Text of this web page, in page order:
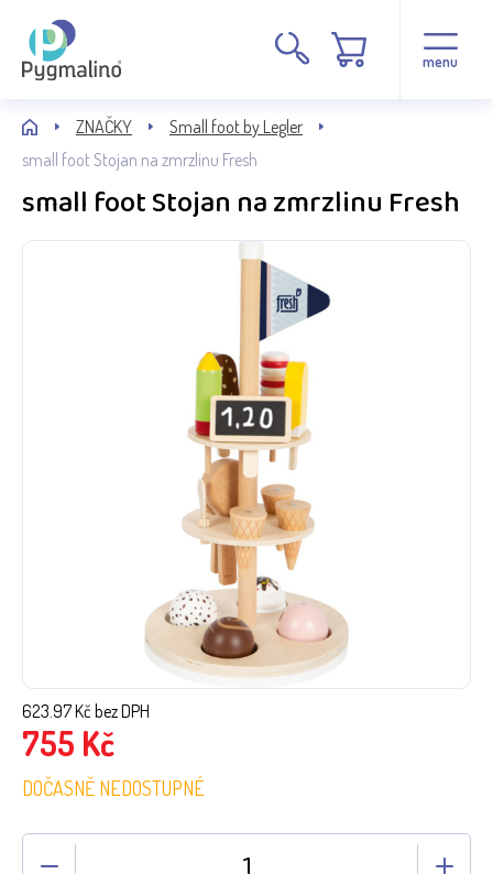
menu
ZNAČKY
Small foot by Legler
small foot Stojan na zmrzlinu Fresh
small foot Stojan na zmrzlinu Fresh
623.97Kč bez DPH
755 Kč
DOČASNĚ NEDOSTUPNÉ